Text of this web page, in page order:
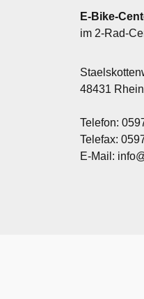
E-Bike-
im 2-Rad-
48431
Telefon:
Telefax:
E-Mail: